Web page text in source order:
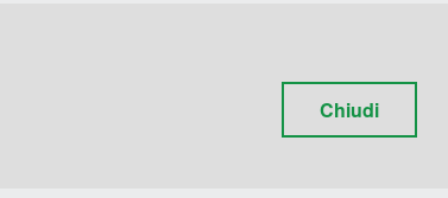
POLITECNICO DI MILANO
Chiudi